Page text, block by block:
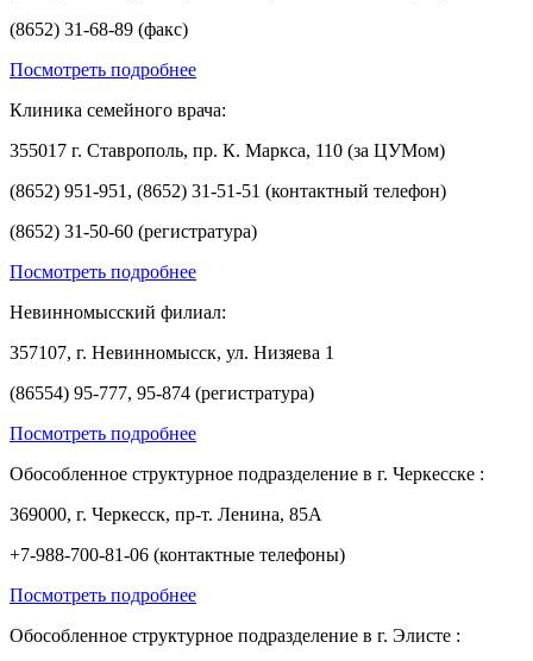
(8652) 31-68-89 (факс)
Посмотреть подробнее
Клиника семейного врача:
355017 г. Ставрополь, пр. К. Маркса, 110 (за ЦУМом)
(8652) 951-951, (8652) 31-51-51 (контактный телефон)
(8652) 31-50-60 (регистратура)
Посмотреть подробнее
Невинномысский филиал:
357107, г. Невинномысск, ул. Низяева 1
(86554) 95-777, 95-874 (регистратура)
Посмотреть подробнее
Обособленное структурное подразделение в г. Черкесске :
369000, г. Черкесск, пр-т. Ленина, 85А
+7-988-700-81-06 (контактные телефоны)
Посмотреть подробнее
Обособленное структурное подразделение в г. Элисте :